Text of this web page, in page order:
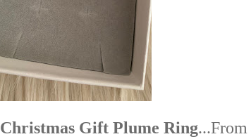
Christmas Gift Plume Ring...From